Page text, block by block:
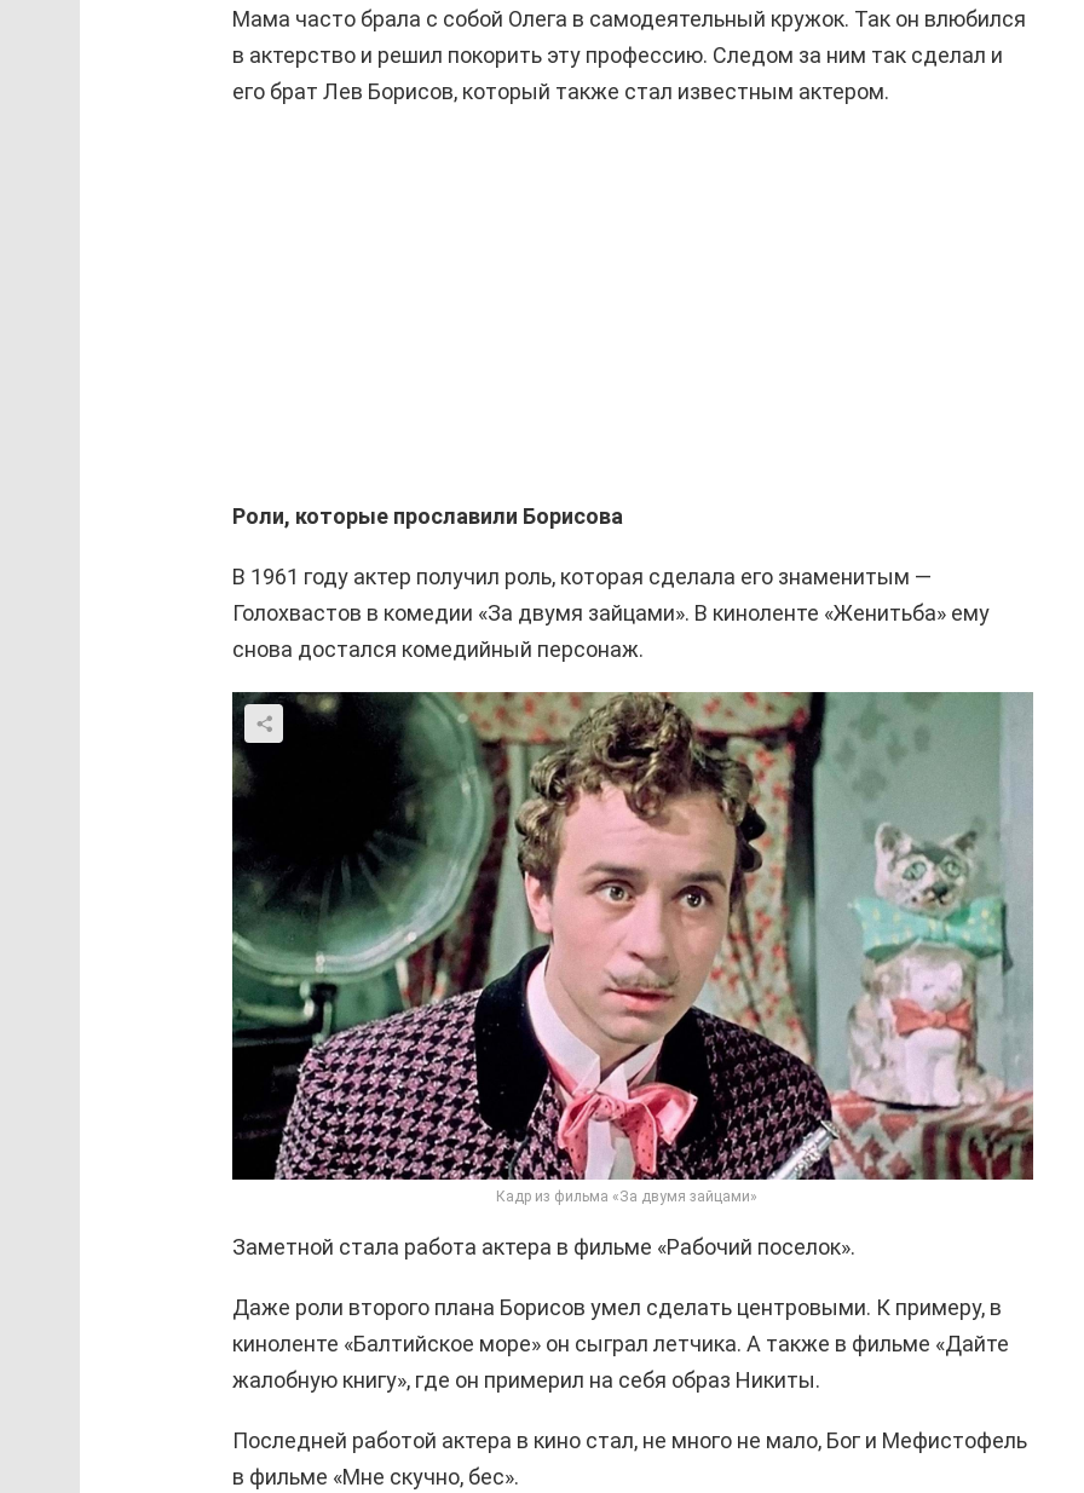
Мама часто брала с собой Олега в самодеятельный кружок. Так он влюбился
в актерство и решил покорить эту профессию. Следом за ним так сделал и
его брат Лев Борисов, который также стал известным актером.
Роли, которые прославили Борисова
В 1961 году актер получил роль, которая сделала его знаменитым —
Голохвастов в комедии «За двумя зайцами». В киноленте «Женитьба» ему
снова достался комедийный персонаж.
Кадр из фильма «За двумя зайцами»
Заметной стала работа актера в фильме «Рабочий поселок».
Даже роли второго плана Борисов умел сделать центровыми. К примеру, в
киноленте «Балтийское море» он сыграл летчика. А также в фильме «Дайте
жалобную книгу», где он примерил на себя образ Никиты.
Последней работой актера в кино стал, не много не мало, Бог и Мефистофель
в фильме «Мне скучно, бес».